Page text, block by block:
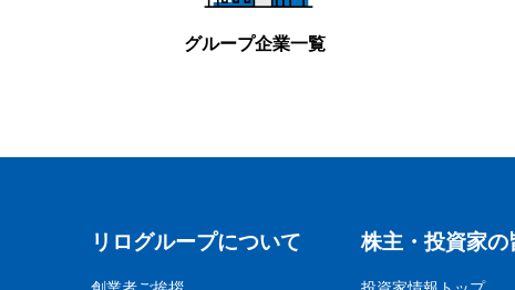
グループ企業一覧
リログループについて 株主・投資家の